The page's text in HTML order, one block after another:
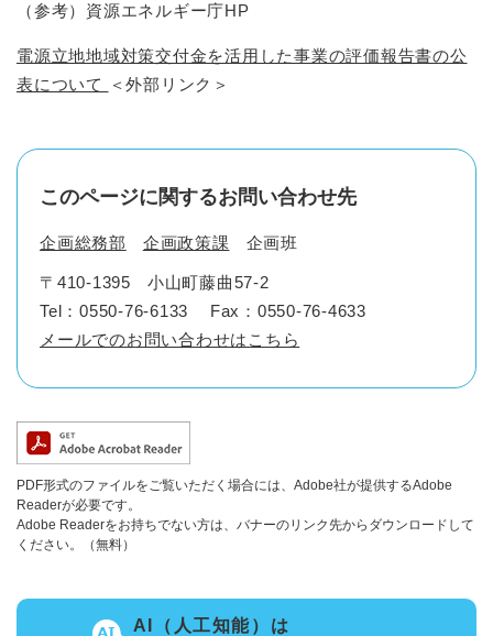
（参考）資源エネルギー庁HP
電源立地地域対策交付金を活用した事業の評価報告書の公
表について
＜外部リンク＞
このページに関するお問い合わせ先
企画総務部 企画政策課 企画班
〒410-1395
小山町藤曲57-2
Tel：0550-76-6133
Fax：0550-76-4633
メールでのお問い合わせはこちら
PDF形式のファイルをご覧いただく場合には、Adobe社が提供するAdobe
Readerが必要です。
Adobe Readerをお持ちでない方は、バナーのリンク先からダウンロードして
ください。（無料）
AI（人工知能）は